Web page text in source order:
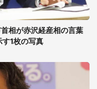
相が赤沢経産相の言葉
1枚の写真